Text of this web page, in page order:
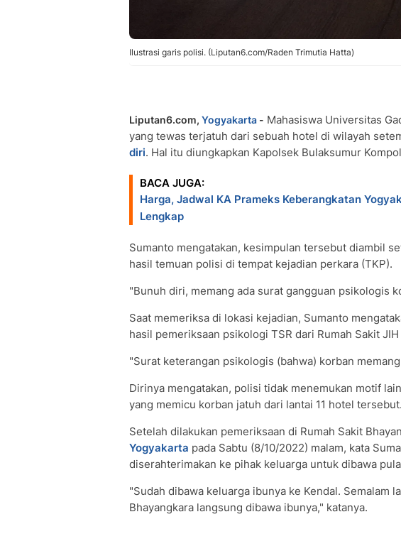
Ilustrasi garis polisi. (Liputan6.com/Raden Trimutia Hatta)
Liputan6.com, Yogyakarta - Mahasiswa Universitas
yang tewas terjatuh dari sebuah hotel di wilayah
diri. Hal itu diungkapkan Kapolsek Bulaksumur
BACA JUGA:
Harga, Jadwal KA Prameks Keberangkatan
Lengkap
Sumanto mengatakan, kesimpulan tersebut diambil
hasil temuan polisi di tempat kejadian perkara (TKP).
"Bunuh diri, memang ada surat gangguan psikologis
Saat memeriksa di lokasi kejadian, Sumanto
hasil pemeriksaan psikologi TSR dari Rumah Sakit
"Surat keterangan psikologis (bahwa) korban
Dirinya mengatakan, polisi tidak menemukan motif
yang memicu korban jatuh dari lantai 11 hotel tersebut.
Setelah dilakukan pemeriksaan di Rumah Sakit
Yogyakarta pada Sabtu (8/10/2022) malam, kata
diserahterimakan ke pihak keluarga untuk dibawa
"Sudah dibawa keluarga ibunya ke Kendal. Semalam
Bhayangkara langsung dibawa ibunya," katanya.